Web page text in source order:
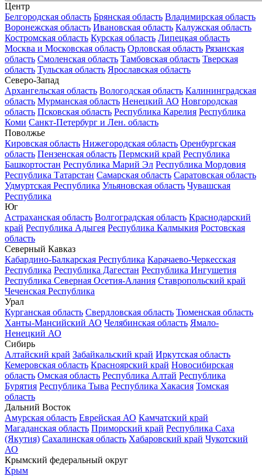
Центр
Белгородская область Брянская область Владимирская область
Воронежская область Ивановская область Калужская область
Костромская область Курская область Липецкая область
Москва и Московская область Орловская область Рязанская
область Смоленская область Тамбовская область Тверская
область Тульская область Ярославская область
Северо-Запад
Архангельская область Вологодская область Калининградская
область Мурманская область Ненецкий АО Новгородская
область Псковская область Республика Карелия Республика
Коми Санкт-Петербург и Лен. область
Поволжье
Кировская область Нижегородская область Оренбургская
область Пензенская область Пермский край Республика
Башкортостан Республика Марий Эл Республика Мордовия
Республика Татарстан Самарская область Саратовская область
Удмуртская Республика Ульяновская область Чувашская
Республика
Юг
Астраханская область Волгоградская область Краснодарский
край Республика Адыгея Республика Калмыкия Ростовская
область
Северный Кавказ
Кабардино-Балкарская Республика Карачаево-Черкесская
Республика Республика Дагестан Республика Ингушетия
Республика Северная Осетия-Алания Ставропольский край
Чеченская Республика
Урал
Курганская область Свердловская область Тюменская область
Ханты-Мансийский АО Челябинская область Ямало-
Ненецкий АО
Сибирь
Алтайский край Забайкальский край Иркутская область
Кемеровская область Красноярский край Новосибирская
область Омская область Республика Алтай Республика
Бурятия Республика Тыва Республика Хакасия Томская
область
Дальний Восток
Амурская область Еврейская АО Камчатский край
Магаданская область Приморский край Республика Саха
(Якутия) Сахалинская область Хабаровский край Чукотский
АО
Крымский федеральный округ
Крым